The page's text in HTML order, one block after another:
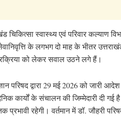
चिकित्सा स्वास्थ्य एवं परिवार कल्याण
के लगभग दो माह के भीतर
को लेकर सवाल उठने लगे हैं।
परिषद द्वारा 29 मई 2026 को जारी
कार्यों के संचालन की जिम्मेदारी दी
प्रभावी रहेगी। वर्तमान में डॉ. जौहरी